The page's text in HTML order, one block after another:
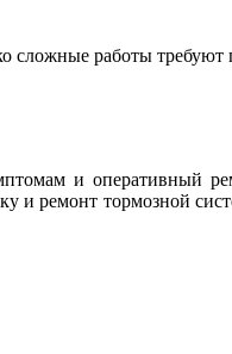
работы требуют
и оперативный
ремонт тормозной